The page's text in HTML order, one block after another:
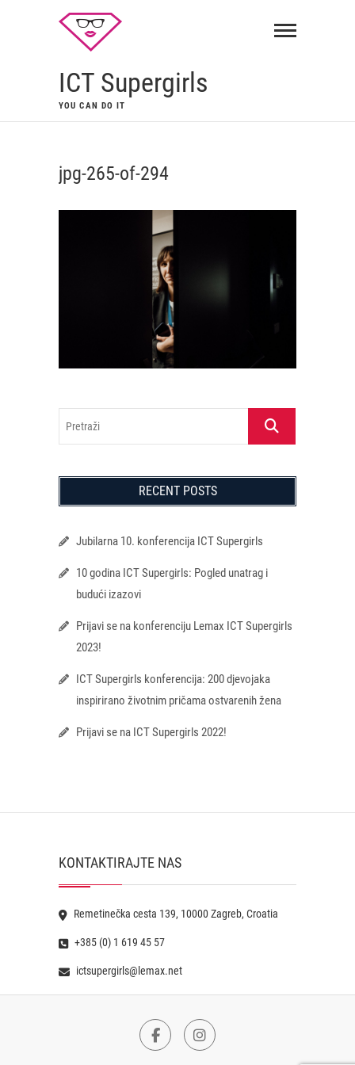
ICT Supergirls
YOU CAN DO IT
jpg-265-of-294
Pretraži
RECENT POSTS
Jubilarna 10. konferencija ICT Supergirls
10 godina ICT Supergirls: Pogled unatrag i
budući izazovi
Prijavi se na konferenciju Lemax ICT Supergirls
2023!
ICT Supergirls konferencija: 200 djevojaka
inspirirano životnim pričama ostvarenih žena
Prijavi se na ICT Supergirls 2022!
KONTAKTIRAJTE NAS
Remetinečka cesta 139, 10000 Zagreb, Croatia
+385 (0) 1 619 45 57
ictsupergirls@lemax.net
FacebookInstagram